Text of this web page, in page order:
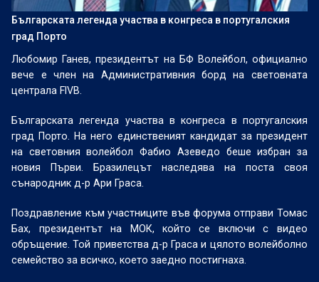
Българската легенда участва в конгреса в португалския
град Порто
Любомир Ганев, президентът на БФ Волейбол, официално
вече е член на Административния борд на световната
централа FIVB.
Българската легенда участва в конгреса в португалския
град Порто. На него единственият кандидат за президент
на световния волейбол Фабио Азеведо беше избран за
новия Първи. Бразилецът наследява на поста своя
сънародник д-р Ари Граса.
Поздравление към участниците във форума отправи Томас
Бах, президентът на МОК, който се включи с видео
обръщение. Той приветства д-р Граса и цялото волейболно
семейство за всичко, което заедно постигнаха.